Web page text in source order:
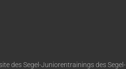
des Segel-Juniorentrainings des Segel-